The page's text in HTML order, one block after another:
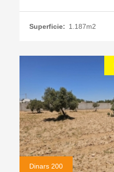
Superficie: 1.187m2
Dinars 200